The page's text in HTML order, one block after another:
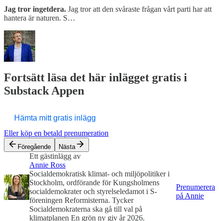
Jag tror ingetdera. Jag tror att den svåraste frågan vårt parti har att
hantera är naturen. S…
Fortsätt läsa det här inlägget gratis i
Substack Appen
Hämta mitt gratis inlägg
Eller köp en betald prenumeration
Föregående Nästa
Ett gästinlägg av
Annie Ross
Socialdemokratisk klimat- och miljöpolitiker i
Stockholm, ordförande för Kungsholmens
socialdemokrater och styrelseledamot i S-
föreningen Reformisterna. Tycker
Socialdemokraterna ska gå till val på
klimatplanen En grön ny giv år 2026.
Prenumerera
på Annie